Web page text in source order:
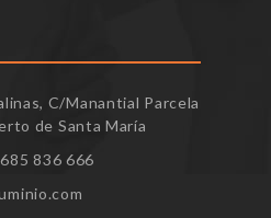
C/Manantial Parcela
de Santa María
836 666